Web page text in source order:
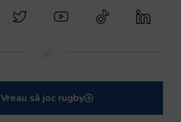
Vreau să joc rugby